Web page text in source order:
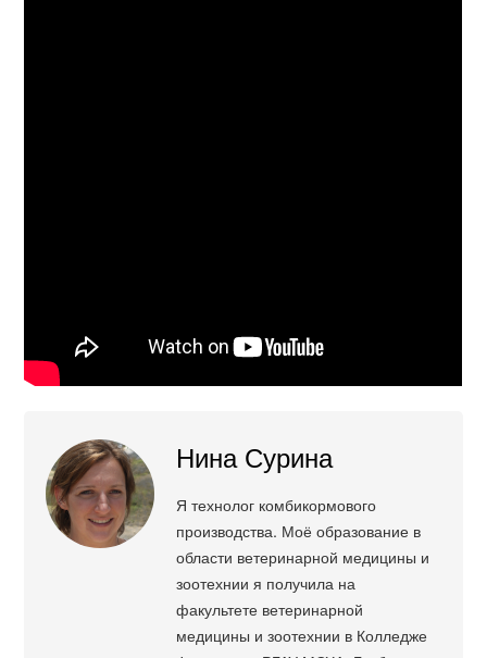
Нина Сурина
Я технолог комбикормового
производства. Моё образование в
области ветеринарной медицины и
зоотехнии я получила на
факультете ветеринарной
медицины и зоотехнии в Колледже